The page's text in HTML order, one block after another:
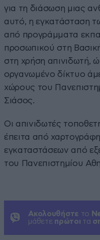
για τη διάσωση μιας
αυτό, η εγκατάσταση
από προγράμματα
προσωπικού στη
στη χρήση απινιδωτή,
οργανωμένο δίκτυο
χώρους του
Σιάσος.
Οι απινιδωτές
έπειτα από
εγκαταστάσεων από
του Πανεπιστημίου
Ακολουθήστε το
μάθετε πρώτοι τα